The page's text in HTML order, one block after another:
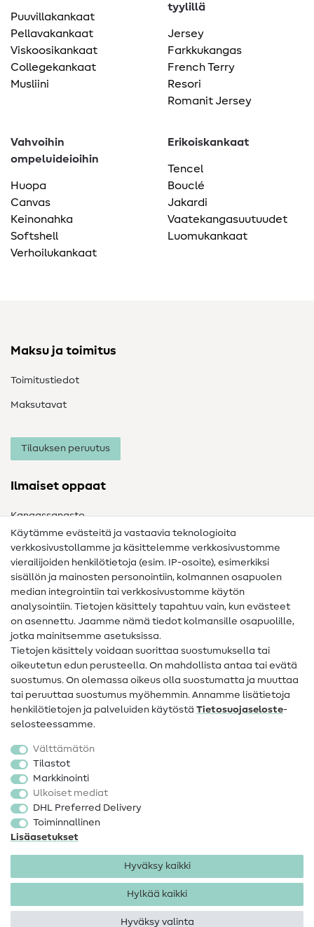
Puuvillakankaat
Pellavakankaat
Viskoosikankaat
Collegekankaat
Musliini
tyylillä
Jersey
Farkkukangas
French Terry
Resori
Romanit Jersey
Vahvoihin
ompeluideioihin
Huopa
Canvas
Keinonahka
Softshell
Verhoilukankaat
Erikoiskankaat
Tencel
Bouclé
Jakardi
Vaatekangasuutuudet
Luomukankaat
Maksu ja toimitus
Toimitustiedot
Maksutavat
Tilauksen peruutus
Ilmaiset oppaat
Kangassanasto
Ompelusanasto
Ompeluohjeet
Apua ja yhteystiedot
Yhteystiedot
Tietoa omistajanvaihdoksesta
FAQ
Peruutusoikeus
Suosittu
Kankaat
Ompelutarvikkeet
Ale
Käytämme evästeitä ja vastaavia teknologioita
verkkosivustollamme ja käsittelemme verkkosivustomme
vierailijoiden henkilötietoja (esim. IP-osoite), esimerkiksi
sisällön ja mainosten personointiin, kolmannen osapuolen
median integrointiin tai verkkosivustomme käytön
analysointiin. Tietojen käsittely tapahtuu vain, kun evästeet
on asennettu. Jaamme nämä tiedot kolmansille osapuolille,
jotka mainitsemme asetuksissa.
Tietojen käsittely voidaan suorittaa suostumuksella tai
oikeutetun edun perusteella. On mahdollista antaa tai evätä
suostumus. On olemassa oikeus olla suostumatta ja muuttaa
tai peruuttaa suostumus myöhemmin. Annamme lisätietoja
henkilötietojen ja palveluiden käytöstä Tietosuojaseloste-
selosteessamme.
Välttämätön
Tilastot
Markkinointi
Ulkoiset mediat
DHL Preferred Delivery
Toiminnallinen
Lisäasetukset
Hyväksy kaikki
Hylkää kaikki
Hyväksy valinta
Tietosuoja
Käyttöehdot
Peruutusoikeus